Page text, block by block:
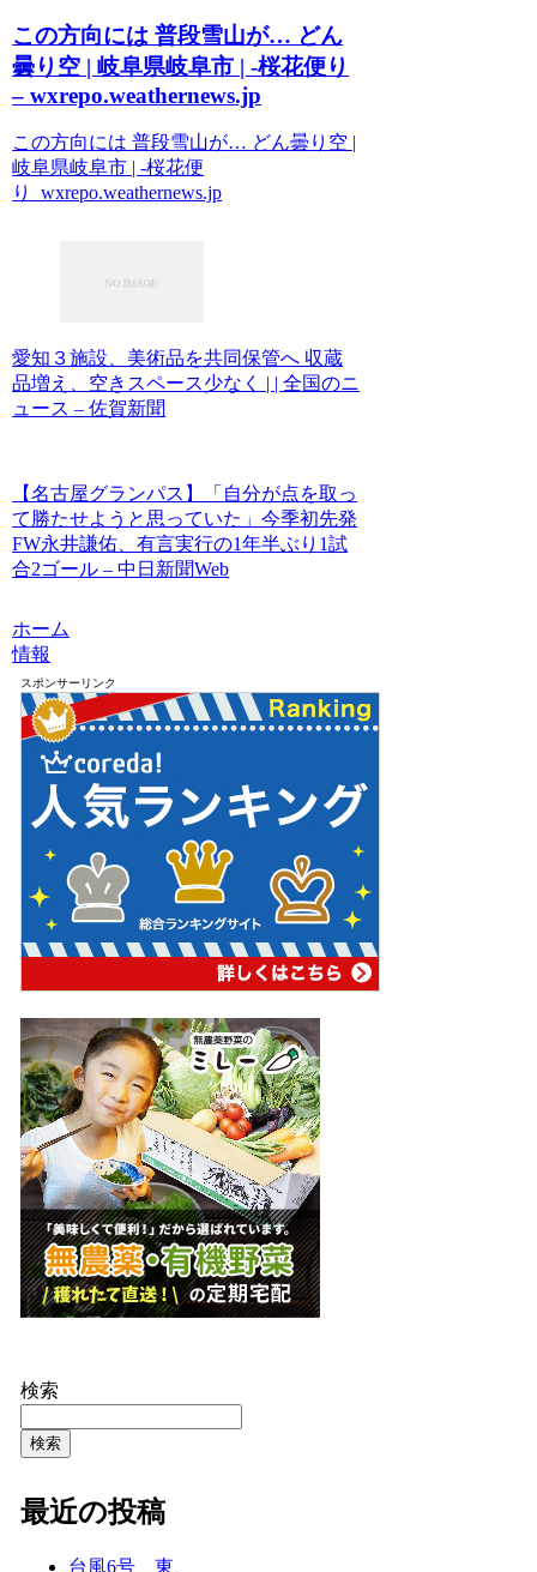
この方向には 普段雪山が… どん
曇り空 | 岐阜県岐阜市 | -桜花便り
– wxrepo.weathernews.jp
この方向には 普段雪山が… どん曇り空 |
岐阜県岐阜市 | -桜花便
り wxrepo.weathernews.jp
愛知３施設、美術品を共同保管へ 収蔵
品増え、空きスペース少なく | | 全国のニ
ュース – 佐賀新聞
【名古屋グランパス】「自分が点を取っ
て勝たせようと思っていた」今季初先発
FW永井謙佑、有言実行の1年半ぶり1試
合2ゴール – 中日新聞Web
ホーム
情報
スポンサーリンク
検索
検索
最近の投稿
台風6号 東